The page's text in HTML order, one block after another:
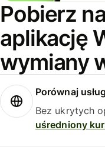
Pobierz
aplikację
wymiany
Porównaj
Bez ukrytych
uśredniony